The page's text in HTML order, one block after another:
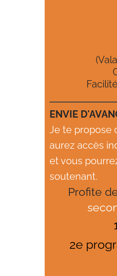
ENVIE
Je te propose
aurez accès
et vous
soutenant.
Profite
2e